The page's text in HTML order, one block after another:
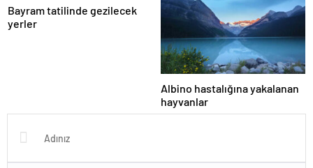
Bayram tatilinde gezilecek
yerler
Albino hastalığına yakalanan
hayvanlar